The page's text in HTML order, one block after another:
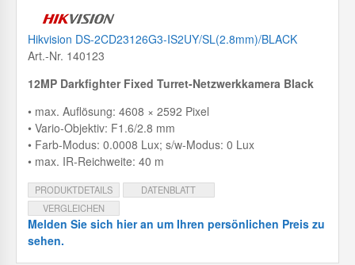
Hikvision DS-2CD23126G3-IS2UY/SL(2.8mm)/BLACK
Art.-Nr. 140123
12MP Darkfighter Fixed Turret-Netzwerkkamera Black
• max. Auflösung: 4608 × 2592 Pixel
• Vario-Objektiv: F1.6/2.8 mm
• Farb-Modus: 0.0008 Lux; s/w-Modus: 0 Lux
• max. IR-Reichweite: 40 m
PRODUKTDETAILS
DATENBLATT
VERGLEICHEN
Melden Sie sich hier an um Ihren persönlichen Preis zu
sehen.